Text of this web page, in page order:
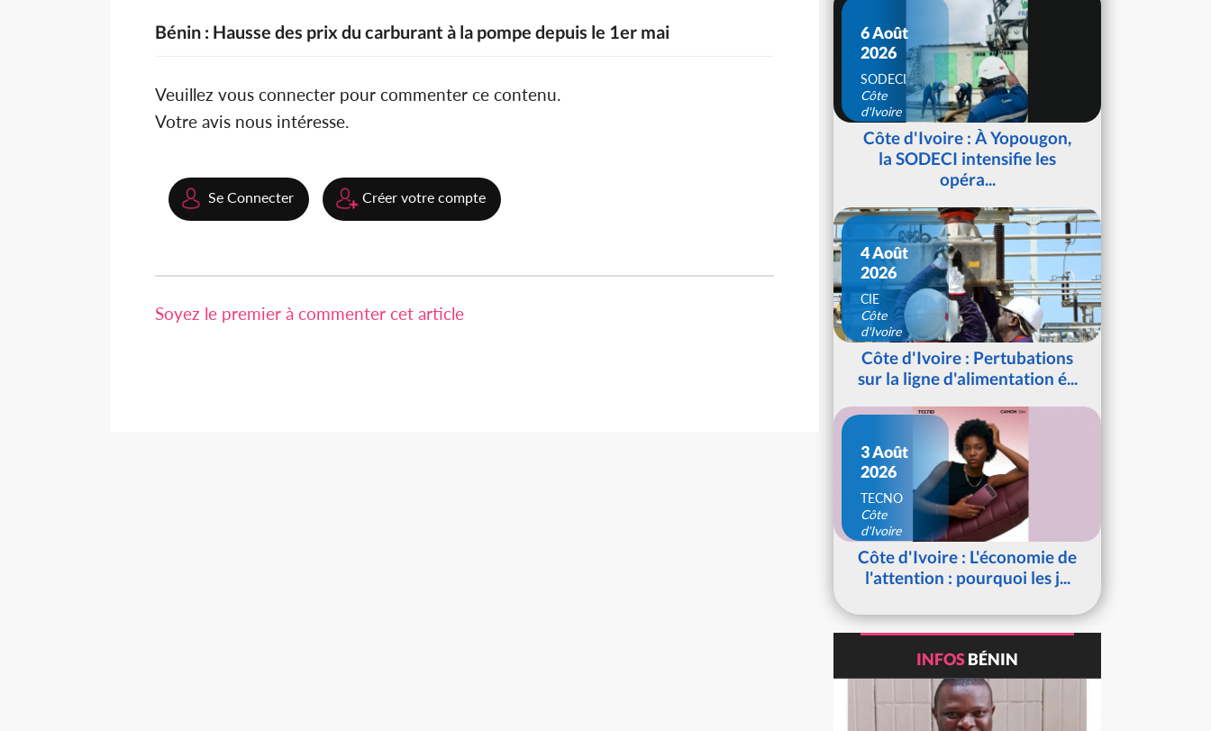
Bénin : Hausse des prix du carburant à la pompe depuis le 1er mai
Veuillez vous connecter pour commenter ce contenu.
Votre avis nous intéresse.
Se Connecter Créer votre compte
Soyez le premier à commenter cet article
6 Août
2026
SODECI
Côte
d'Ivoire
Côte d'Ivoire : À Yopougon,
la SODECI intensifie les
opéra...
4 Août
2026
CIE
Côte
d'Ivoire
Côte d'Ivoire : Pertubations
sur la ligne d'alimentation é...
3 Août
2026
TECNO
Côte
d'Ivoire
Côte d'Ivoire : L'économie de
l'attention : pourquoi les j...
INFOSBÉNIN